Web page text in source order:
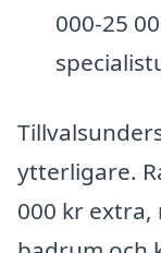
000-25
ytterligare.
000 kr